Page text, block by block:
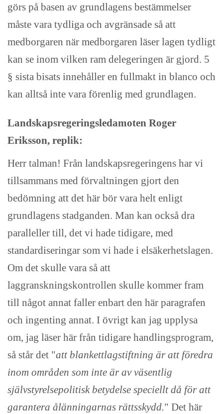
görs på basen av grundlagens bestämmelser
måste vara tydliga och avgränsade så att
medborgaren när medborgaren läser lagen tydligt
kan se inom vilken ram delegeringen är gjord. 5
§ sista bisats innehåller en fullmakt in blanco och
kan alltså inte vara förenlig med grundlagen.
Landskapsregeringsledamoten Roger
Eriksson, replik:
Herr talman! Från landskapsregeringens har vi
tillsammans med förvaltningen gjort den
bedömning att det här bör vara helt enligt
grundlagens stadganden. Man kan också dra
paralleller till, det vi hade tidigare, med
standardiseringar som vi hade i elsäkerhetslagen.
Om det skulle vara så att
laggranskningskontrollen skulle kommer fram
till något annat faller enbart den här paragrafen
och ingenting annat. I övrigt kan jag upplysa
om, jag läser här från tidigare handlingsprogram,
så står det "att blankettlagstiftning är att föredra
inom områden som inte är av väsentlig
självstyrelsepolitisk betydelse speciellt då för att
garantera ålänningarnas rättsskydd." Det här